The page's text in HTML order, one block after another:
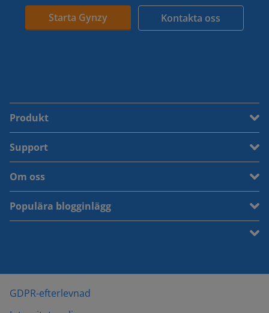
Starta Gynzy Kontakta oss
Produkt
Support
Om oss
Populära blogginlägg
GDPR-efterlevnad